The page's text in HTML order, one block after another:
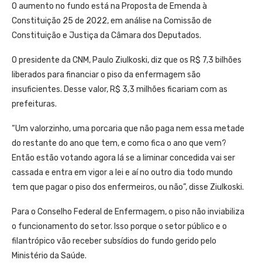
O aumento no fundo está na Proposta de Emenda à
Constituição 25 de 2022, em análise na Comissão de
Constituição e Justiça da Câmara dos Deputados.
O presidente da CNM, Paulo Ziulkoski, diz que os R$ 7,3 bilhões
liberados para financiar o piso da enfermagem são
insuficientes. Desse valor, R$ 3,3 milhões ficariam com as
prefeituras.
“Um valorzinho, uma porcaria que não paga nem essa metade
do restante do ano que tem, e como fica o ano que vem?
Então estão votando agora lá se a liminar concedida vai ser
cassada e entra em vigor a lei e aí no outro dia todo mundo
tem que pagar o piso dos enfermeiros, ou não”, disse Ziulkoski.
Para o Conselho Federal de Enfermagem, o piso não inviabiliza
o funcionamento do setor. Isso porque o setor público e o
filantrópico vão receber subsídios do fundo gerido pelo
Ministério da Saúde.